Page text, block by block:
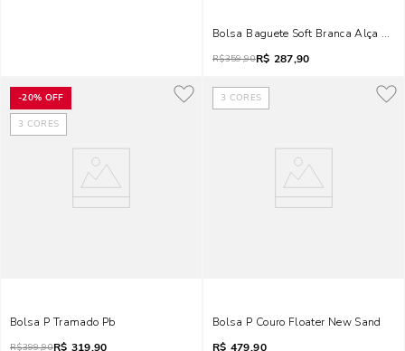
Bolsa Baguete Soft Branca Alça De
R$359,90R$ 287,90
-20% OFF
3 CORES
Bolsa P Tramado Pb
R$399,90R$ 319,90
3 CORES
Bolsa P Couro Floater New Sand
R$ 479,90